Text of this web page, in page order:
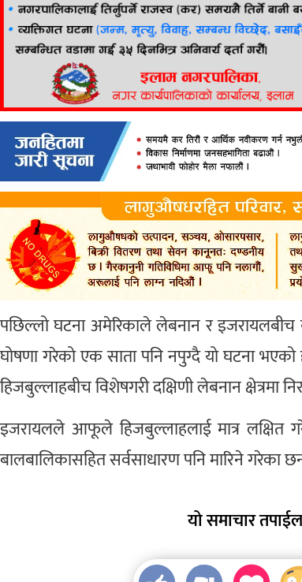
पछिल्लो घटना अमेरिकाले लेबनान र इजरायलबीच
घोषणा गरेको एक साता पनि नपुग्दै यो घटना
हिजबुल्लाहबीच विशेषगरी दक्षिणी लेबनान क्षेत्रमा
इजरायलले आफूले हिजबुल्लाहलाई मात्र लक्षित
बालबालिकासहित सर्वसाधारण पनि मारिने गरेका
यो समाचार